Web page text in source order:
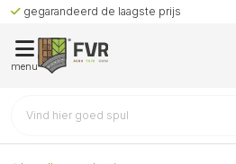
gegarandeerd de laagste prijs
menu